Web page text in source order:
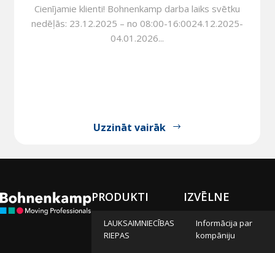
Cienījamie klienti! Bohnenkamp darba laiks svētku
nedēļās: 23.12.2025 – no 08:00-16:0024.12.2025-
04.01.2026...
Uzzināt vairāk
PRODUKTI
LAUKSAIMNIECĪBAS
RIEPAS
IZVĒLNE
Informācija par
kompāniju